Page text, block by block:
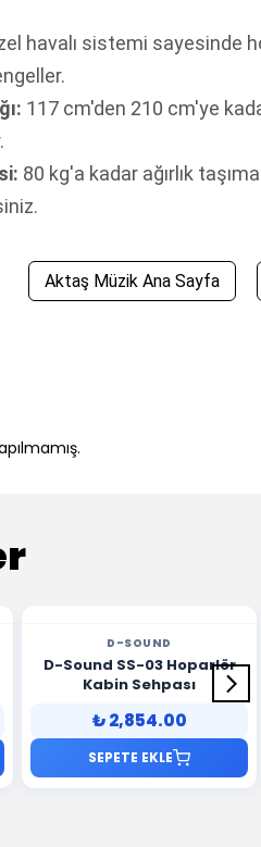
havalı sistemi sayesinde
117 cm'den 210 cm'ye
80 kg'a kadar ağırlık
Aktaş Müzik Ana Sayfa
D-SOUND
D-Sound SS-03 Hoparlör
Kabin Sehpası
₺ 2,854.00
SEPETE EKLE